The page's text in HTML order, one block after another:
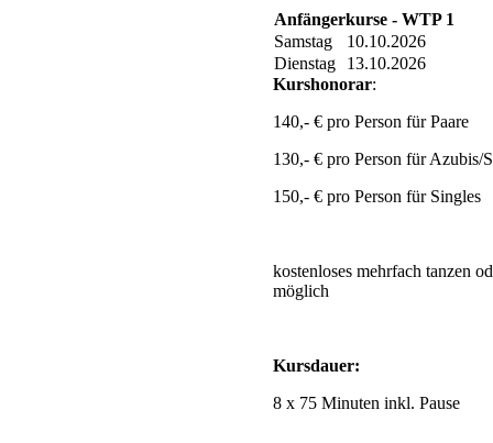
Anfängerkurse - WTP 1
Samstag
10.10.2026
Dienstag
13.10.2026
Kurshonorar:
140,- € pro Person für Paare
130,- € pro Person für Azubis/
150,- € pro Person für Singles
kostenloses mehrfach tanzen
möglich
Kursdauer:
8 x 75 Minuten inkl. Pause